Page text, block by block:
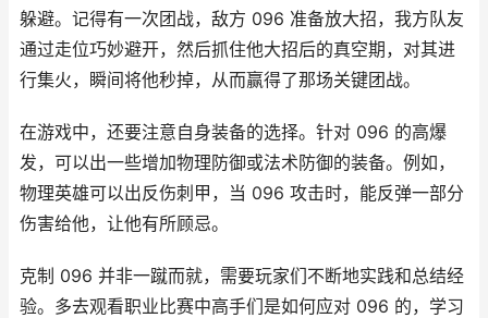
躲避。记得有一次团战，敌方 096 准备放大招，我方队友
通过走位巧妙避开，然后抓住他大招后的真空期，对其进
行集火，瞬间将他秒掉，从而赢得了那场关键团战。
在游戏中，还要注意自身装备的选择。针对 096 的高爆
发，可以出一些增加物理防御或法术防御的装备。例如，
物理英雄可以出反伤刺甲，当 096 攻击时，能反弹一部分
伤害给他，让他有所顾忌。
克制 096 并非一蹴而就，需要玩家们不断地实践和总结经
验。多去观看职业比赛中高手们是如何应对 096 的，学习